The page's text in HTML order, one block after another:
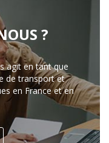
?
agit en tant que
de transport et
en France et en